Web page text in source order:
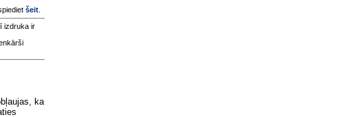
šeit
izdruka ir
ka